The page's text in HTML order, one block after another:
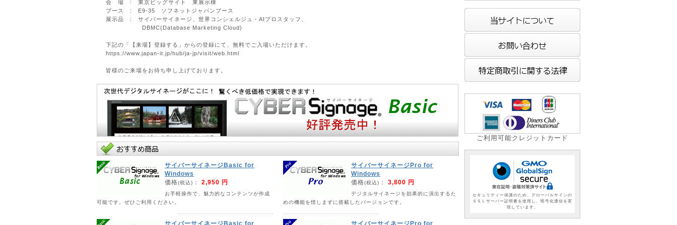
会 場 : 東京ビッグサイト 東展示棟
ブース : E9-35 ソフネットジャパンブース
展示品 : サイバーサイネージ、世界コンシェルジュ・AIプロスタッフ、
DBMC(Database Marketing Cloud)
下記の「【来場】登録する」からの登録にて、無料でご入場いただけます。
https://www.japan-it.jp/hub/ja-jp/visit/web.html
皆様のご来場をお待ち申し上げております。
◇ソフネットジャパン株式会社公式サイト↓ 導入情報などをご覧いただけます。
https://www.sofnetjapan.com/
2026年03月01日
ジャパンインテリア総合展2026に出展します。
日 程 : 2026/4/8(水)～9(木)
会 場 : 大川産業会館
ブース : 1F C13 ソフネットジャパンブース
展示品 : 世界コンシェルジュ・AIプロスタッフ
※入場無料
皆様のご来場をお待ち申し上げております。
◇ソフネットジャパン株式会社公式サイト↓ 導入情報などをご覧いただけます。
2026年02月01日
サイバーサイネージBasic for
Windows
価格(税込) ： 2,950 円
お手軽操作で、魅力的なコンテンツが作成
可能です。ぜひご利用ください。
サイバーサイネージPro for
Windows
価格(税込) ： 3,800 円
デジタルサイネージを効果的に演出するた
めの機能を惜しまずに搭載したバージョンです。
サイバーサイネージBasic for サイバーサイネージPro for
ご利用可能クレジットカード
セキュリティー保護のため、グローバルサインの
ＳＳＬサーバー証明書を使用し、暗号化通信を実
現しています。